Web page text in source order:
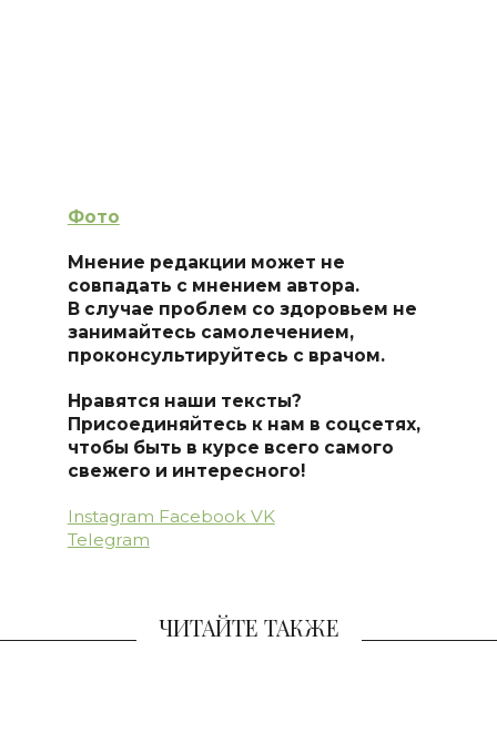
Фото
Мнение редакции может не
совпадать с мнением автора.
В случае проблем со здоровьем не
занимайтесь самолечением,
проконсультируйтесь с врачом.
Нравятся наши тексты?
Присоединяйтесь к нам в соцсетях,
чтобы быть в курсе всего самого
свежего и интересного!
Instagram Facebook VK
Telegram
ЧИТАЙТЕ ТАКЖЕ